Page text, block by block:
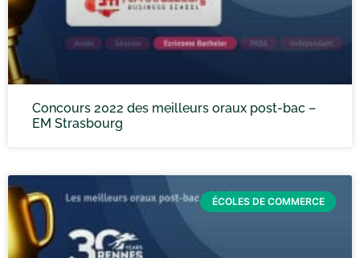
Concours 2022 des meilleurs oraux post-bac –
EM Strasbourg
ÉCOLES DE COMMERCE